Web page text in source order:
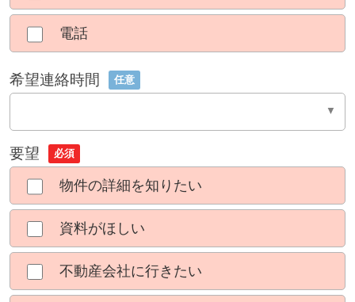
電話
希望連絡時間 任意
要望 必須
物件の詳細を知りたい
資料がほしい
不動産会社に行きたい